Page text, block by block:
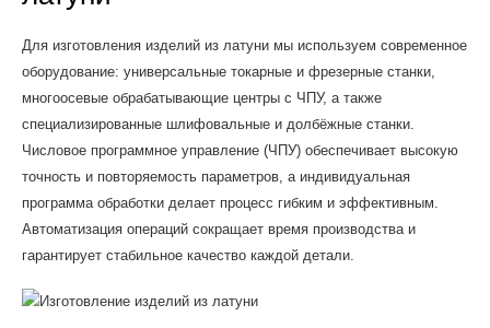
Для изготовления изделий из латуни мы используем современное
оборудование: универсальные токарные и фрезерные станки,
многоосевые обрабатывающие центры с ЧПУ, а также
специализированные шлифовальные и долбёжные станки.
Числовое программное управление (ЧПУ) обеспечивает высокую
точность и повторяемость параметров, а индивидуальная
программа обработки делает процесс гибким и эффективным.
Автоматизация операций сокращает время производства и
гарантирует стабильное качество каждой детали.